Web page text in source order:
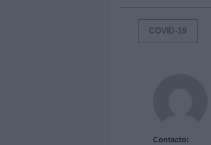
COVID-19
Contacto: